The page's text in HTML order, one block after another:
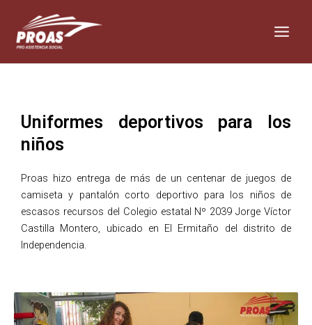
content
Uniformes deportivos para los
niños
Proas hizo entrega de más de un centenar de juegos de
camiseta y pantalón corto deportivo para los niños de
escasos recursos del Colegio estatal Nº 2039 Jorge Víctor
Castilla Montero, ubicado en El Ermitaño del distrito de
Independencia.